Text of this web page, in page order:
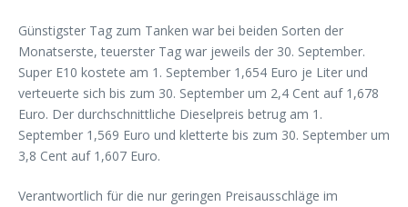
Günstigster Tag zum Tanken war bei beiden Sorten der
Monatserste, teuerster Tag war jeweils der 30. September.
Super E10 kostete am 1. September 1,654 Euro je Liter und
verteuerte sich bis zum 30. September um 2,4 Cent auf 1,678
Euro. Der durchschnittliche Dieselpreis betrug am 1.
September 1,569 Euro und kletterte bis zum 30. September um
3,8 Cent auf 1,607 Euro.
Verantwortlich für die nur geringen Preisausschläge im